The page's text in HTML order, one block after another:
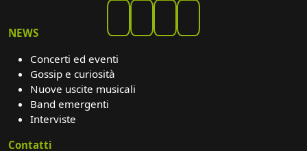
NEWS
Concerti ed eventi
Gossip e curiosità
Nuove uscite musicali
Band emergenti
Interviste
Contatti